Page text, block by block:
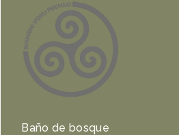
Baño de bosque